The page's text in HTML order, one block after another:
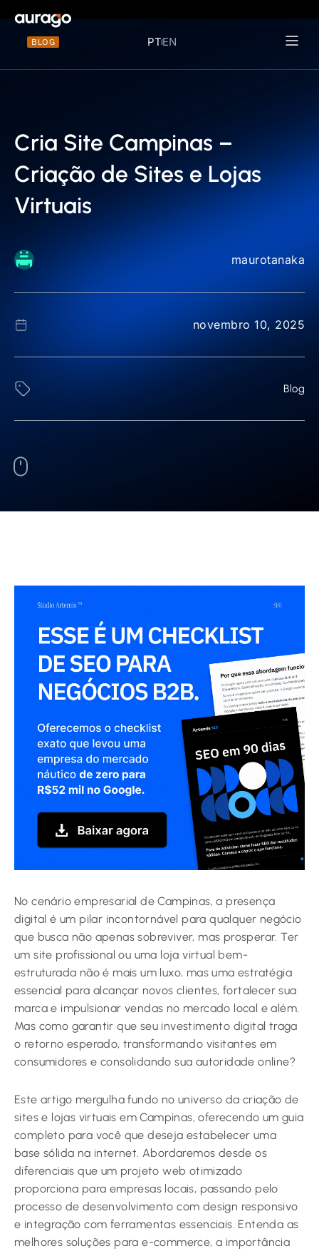
BLOG PTEN
Cria Site Campinas –
Criação de Sites e Lojas
Virtuais
maurotanaka
novembro 10, 2025
Blog
No cenário empresarial de Campinas, a presença
digital é um pilar incontornável para qualquer negócio
que busca não apenas sobreviver, mas prosperar. Ter
um site profissional ou uma loja virtual bem-
estruturada não é mais um luxo, mas uma estratégia
essencial para alcançar novos clientes, fortalecer sua
marca e impulsionar vendas no mercado local e além.
Mas como garantir que seu investimento digital traga
o retorno esperado, transformando visitantes em
consumidores e consolidando sua autoridade online?
Este artigo mergulha fundo no universo da criação de
sites e lojas virtuais em Campinas, oferecendo um guia
completo para você que deseja estabelecer uma
base sólida na internet. Abordaremos desde os
diferenciais que um projeto web otimizado
proporciona para empresas locais, passando pelo
processo de desenvolvimento com design responsivo
e integração com ferramentas essenciais. Entenda as
melhores soluções para e-commerce, a importância